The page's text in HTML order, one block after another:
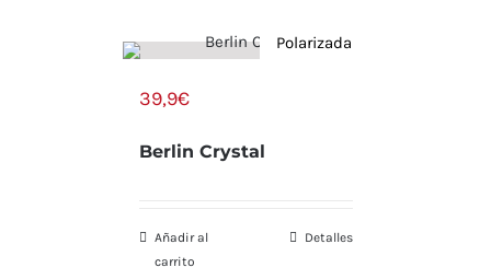
Polarizada
39,9€
Berlin Crystal
Añadir al
carrito
Detalles